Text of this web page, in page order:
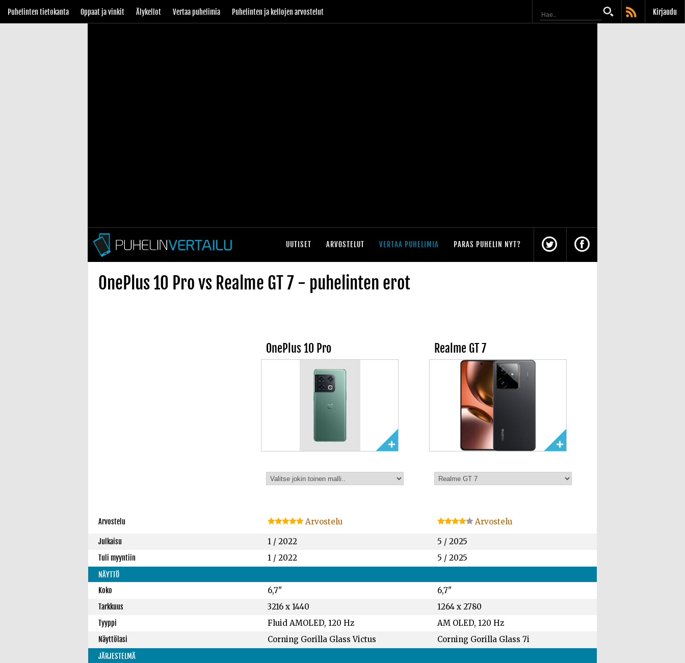
Puhelinten tietokanta Oppaat ja vinkit Älykellot Vertaa puhelimia Puhelinten ja kellojen arvostelut Kirjaudu
UUTISET ARVOSTELUT VERTAA PUHELIMIA PARAS PUHELIN NYT?
OnePlus 10 Pro vs Realme GT 7 - puhelinten erot
OnePlus 10 Pro Realme GT 7
Arvostelu Arvostelu Arvostelu
Julkaisu 1 / 2022 5 / 2025
Tuli myyntiin 1 / 2022 5 / 2025
NÄYTTÖ
Koko
6,7" 6,7"
Tarkkuus 3216 x 1440 1264 x 2780
Tyyppi Fluid AMOLED, 120 Hz AM OLED, 120 Hz
Näyttölasi Corning Gorilla Glass Victus Corning Gorilla Glass 7i
JÄRJESTELMÄ